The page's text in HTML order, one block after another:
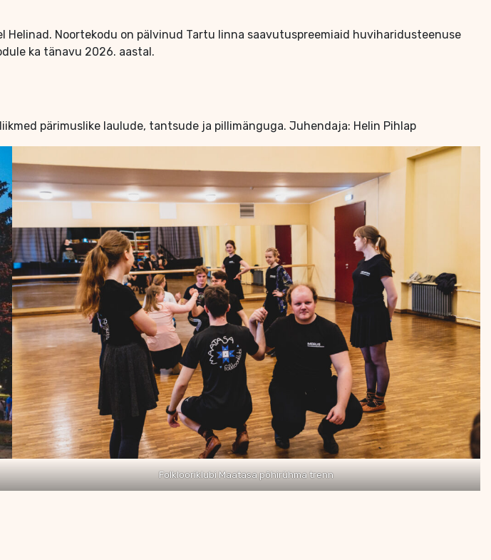
Noortekodu on pälvinud Tartu linna saavutuspreemiaid huviharidusteenuse
ka tänavu 2026. aastal.
pärimuslike laulude, tantsude ja pillimänguga. Juhendaja: Helin Pihlap
Folklooriklubi Maatasa põhirühma trenn